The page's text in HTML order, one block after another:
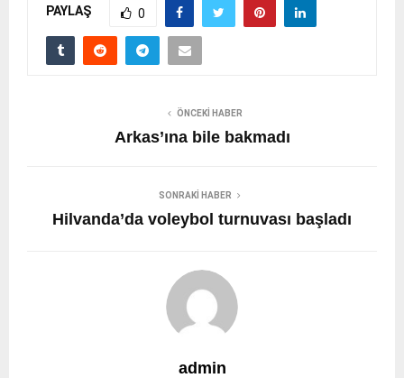
PAYLAŞ 0
ÖNCEKI HABER
Arkas’ına bile bakmadı
SONRAKI HABER
Hilvanda’da voleybol turnuvası başladı
admin